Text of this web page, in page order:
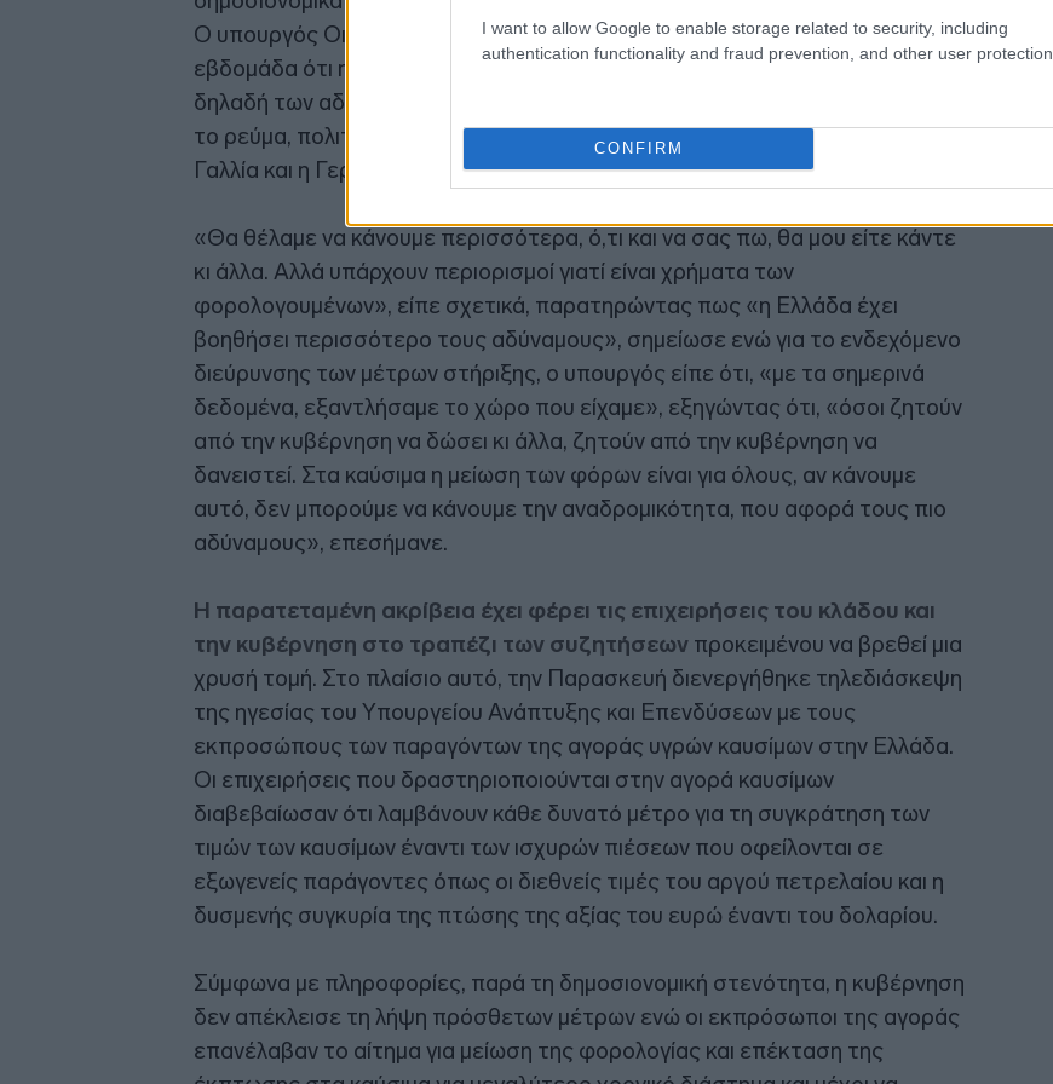
I want to allow Google to enable storage related to security, including
authentication functionality and fraud prevention, and other user protection.
CONFIRM
Ο υπουργός Οικονομικών,
Χρήστος Σταϊκούρας, ανέφερε μέσα στην
εβδομάδα ότι η Ελλάδα ακολουθεί την ενδεδειγμένη πολιτική, της στήριξης
δηλαδή των αδυνάμων μέσω άλλων οδών, όπως η επιστροφή χρημάτων από
το ρεύμα, πολιτική όμοια με αυτήν που ακολουθείται από χώρες όπως η
Γαλλία και η Γερμανία.
«Θα θέλαμε να κάνουμε περισσότερα, ό,τι και να σας πω, θα μου είτε κάντε
κι άλλα. Αλλά υπάρχουν περιορισμοί γιατί είναι χρήματα των
φορολογουμένων», είπε σχετικά, παρατηρώντας πως «η Ελλάδα έχει
βοηθήσει περισσότερο τους αδύναμους», σημείωσε ενώ για το ενδεχόμενο
διεύρυνσης των μέτρων στήριξης, ο υπουργός είπε ότι, «με τα σημερινά
δεδομένα, εξαντλήσαμε το χώρο που είχαμε», εξηγώντας ότι, «όσοι ζητούν
από την κυβέρνηση να δώσει κι άλλα, ζητούν από την κυβέρνηση να
δανειστεί. Στα καύσιμα η μείωση των φόρων είναι για όλους, αν κάνουμε
αυτό, δεν μπορούμε να κάνουμε την αναδρομικότητα, που αφορά τους πιο
αδύναμους», επεσήμανε.
Η παρατεταμένη ακρίβεια έχει φέρει τις επιχειρήσεις του κλάδου και
την κυβέρνηση στο τραπέζι των συζητήσεων προκειμένου να βρεθεί μια
χρυσή τομή. Στο πλαίσιο αυτό, την Παρασκευή διενεργήθηκε τηλεδιάσκεψη
της ηγεσίας του Υπουργείου Ανάπτυξης και Επενδύσεων με τους
εκπροσώπους των παραγόντων της αγοράς υγρών καυσίμων στην Ελλάδα.
Οι επιχειρήσεις που δραστηριοποιούνται στην αγορά καυσίμων
διαβεβαίωσαν ότι λαμβάνουν κάθε δυνατό μέτρο για τη συγκράτηση των
τιμών των καυσίμων έναντι των ισχυρών πιέσεων που οφείλονται σε
εξωγενείς παράγοντες όπως οι διεθνείς τιμές του αργού πετρελαίου και η
δυσμενής συγκυρία της πτώσης της αξίας του ευρώ έναντι του δολαρίου.
Σύμφωνα με πληροφορίες, παρά τη δημοσιονομική στενότητα, η κυβέρνηση
δεν απέκλεισε τη λήψη πρόσθετων μέτρων ενώ οι εκπρόσωποι της αγοράς
επανέλαβαν το αίτημα για μείωση της φορολογίας και επέκταση της